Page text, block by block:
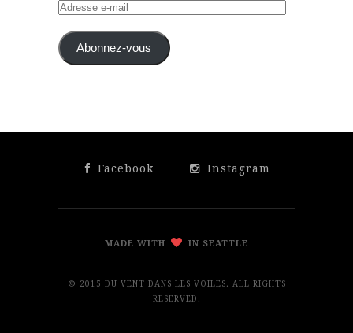
Adresse
mail Abonnez-vous
Facebook Instagram
MADE WITH IN SEATTLE
© 2015 DU VENT DANS LES VOILES. ALL RIGHTS
RESERVED.